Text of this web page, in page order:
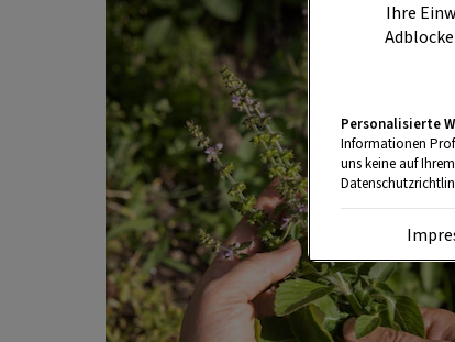
Ihre
Personalisierte
Informationen
uns keine auf